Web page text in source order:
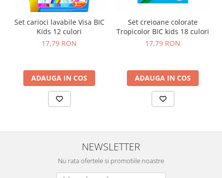
Set carioci lavabile Visa BIC
Kids 12 culori
17,79 RON
ADAUGA IN COS
Set creioane colorate
Tropicolor BIC kids 18 culori
17,79 RON
ADAUGA IN COS
NEWSLETTER
Nu rata ofertele si promotiile noastre